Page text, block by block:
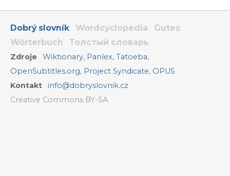
Dobrý slovník Wordcyclopedia
Gutes
Wörterbuch
Толстый словарь
Zdroje Wiktionary, Panlex,Tatoeba,
OpenSubtitles.org, Project Syndicate, OPUS
Kontakt
info@dobryslovnik.cz
Creative Commons BY-SA